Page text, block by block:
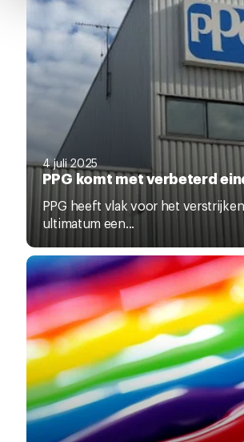
4 juli 2025
PPG komt met verbeterd
PPG heeft vlak voor het
ultimatum een...